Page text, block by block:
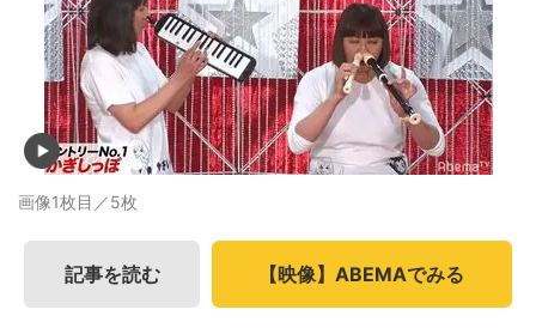
画像1枚目／5枚
記事を読む 【映像】ABEMAでみる